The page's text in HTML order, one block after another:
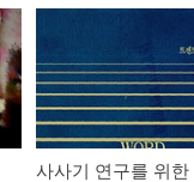
사사기 연구를 위한